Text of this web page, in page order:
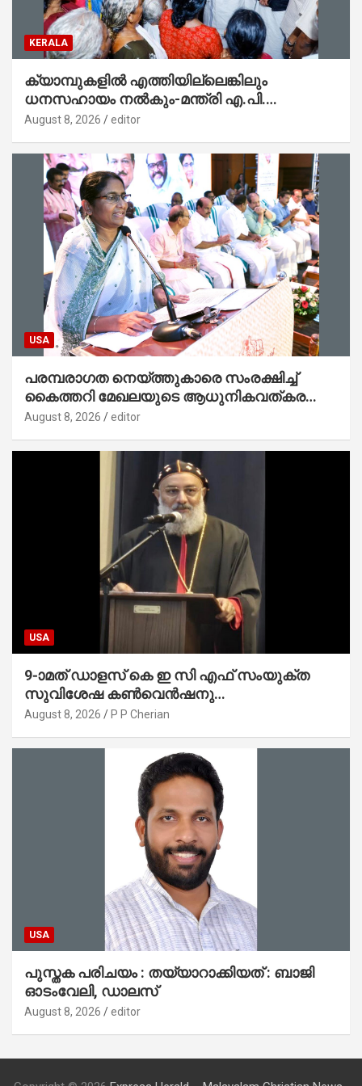
KERALA
ക്യാമ്പുകളിൽ എത്തിയില്ലെങ്കിലും
ധനസഹായം നൽകും-മന്ത്രി എ.പി.
അനിൽകുമാർ
August 8, 2026 editor
USA
പരമ്പരാഗത നെയ്ത്തുകാരെ സംരക്ഷിച്ച്
കൈത്തറി മേഖലയുടെ ആധുനികവത്കരണം
സാധ്യമാക്കും : ഡെപ്യൂട്ടി സ്പീക്കർ
August 8, 2026 editor
USA
9-ാമത് ഡാളസ് കെ ഇ സി എഫ് സംയുക്ത
സുവിശേഷ കൺവെൻഷനു
പ്രാർത്ഥനാനിർഭരമായ തുടക്കം
August 8, 2026 P P Cherian
USA
പുസ്തക പരിചയം : തയ്യാറാക്കിയത് : ബാജി
ഓടംവേലി, ഡാലസ്
August 8, 2026 editor